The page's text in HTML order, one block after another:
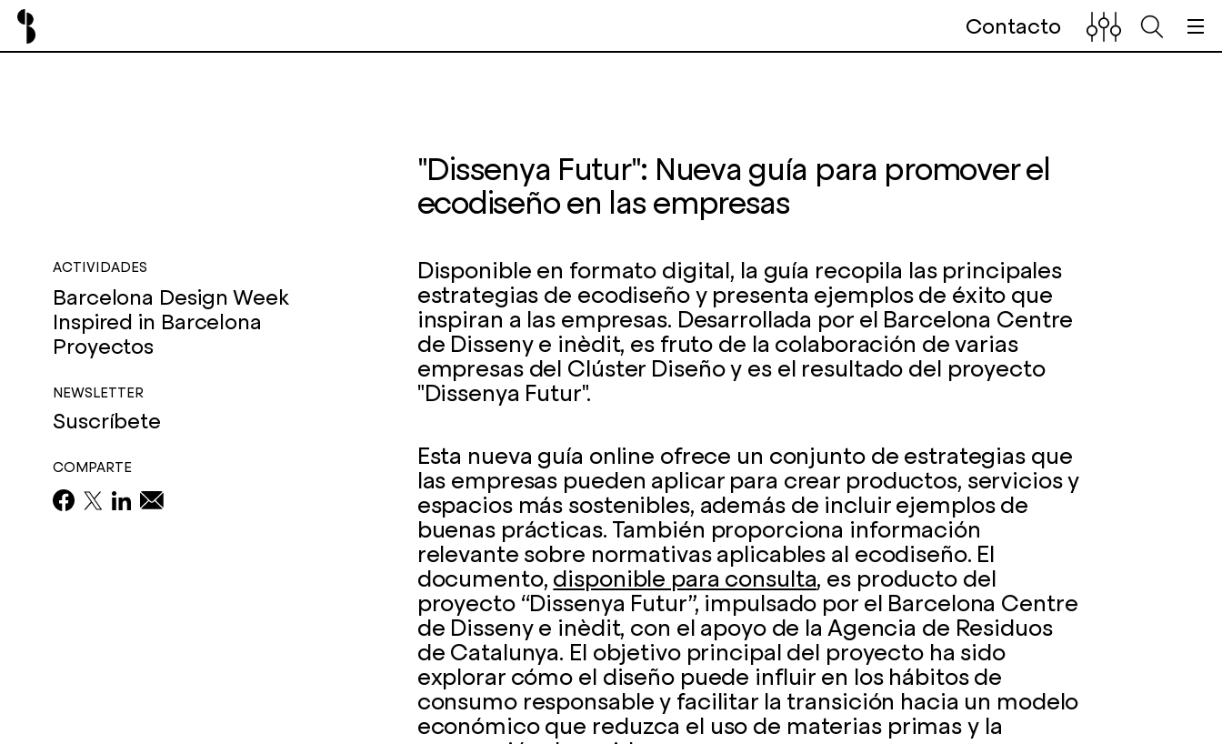
Contacto
"Dissenya Futur": Nueva guía para promover el
ecodiseño en las empresas
Disponible en formato digital, la guía recopila las principales
estrategias de ecodiseño y presenta ejemplos de éxito que
inspiran a las empresas. Desarrollada por el Barcelona Centre
de Disseny e inèdit, es fruto de la colaboración de varias
empresas del Clúster Diseño y es el resultado del proyecto
"Dissenya Futur".
Esta nueva guía online ofrece un conjunto de estrategias que
las empresas pueden aplicar para crear productos, servicios y
espacios más sostenibles, además de incluir ejemplos de
buenas prácticas. También proporciona información
relevante sobre normativas aplicables al ecodiseño. El
documento, disponible para consulta, es producto del
proyecto “Dissenya Futur”, impulsado por el Barcelona Centre
de Disseny e inèdit, con el apoyo de la Agencia de Residuos
de Catalunya. El objetivo principal del proyecto ha sido
explorar cómo el diseño puede influir en los hábitos de
consumo responsable y facilitar la transición hacia un modelo
económico que reduzca el uso de materias primas y la
ACTIVIDADES
Barcelona Design Week
Inspired in Barcelona
Proyectos
NEWSLETTER
Suscríbete
COMPARTE